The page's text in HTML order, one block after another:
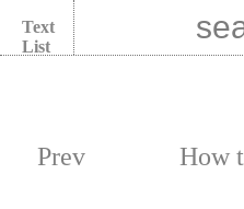
Text
List
Prev How